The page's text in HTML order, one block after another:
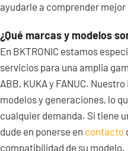
ayudarle a comprender
¿Qué marcas y modelos
En BKTRONIC estamos
servicios para una amplia
ABB, KUKA y FANUC.
modelos y generaciones, lo
cualquier demanda. Si tiene
dude en ponerse en contacto
compatibilidad de su modelo.